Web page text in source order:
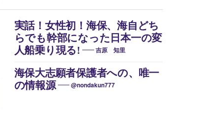
実話！女性初！海保、海自どち
らでも幹部になった日本一の変
人船乗り現る!
吉原 知里
海保大志願者保護者への、唯一
の情報源
@nondakun777